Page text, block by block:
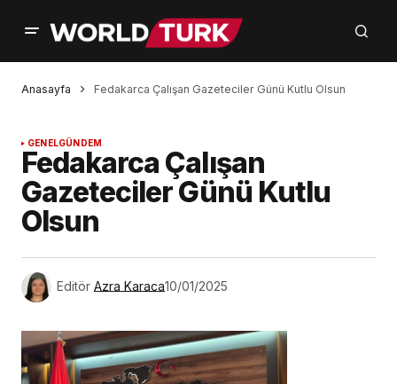
Anasayfa Fedakarca Çalışan Gazeteciler Günü Kutlu Olsun
GENELGÜNDEM
Fedakarca Çalışan
Gazeteciler Günü Kutlu
Olsun
Editör Azra Karaca10/01/2025